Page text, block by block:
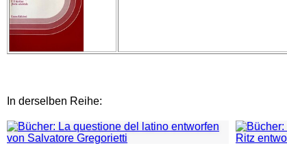
In derselben Reihe: